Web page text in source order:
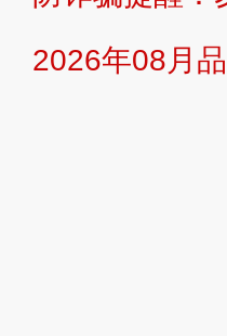
2026年08月